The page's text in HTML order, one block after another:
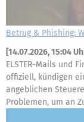
Betrug & Phishing:
[14.07.2026, 15:04
ELSTER-Mails und
offiziell, kündigen
angeblichen
Problemen, um an